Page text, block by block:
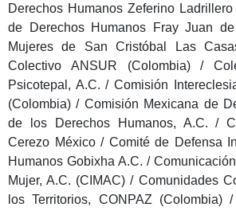
Derechos Humanos Zeferino
de Derechos Humanos Fray Juan
Mujeres de San Cristóbal Las
Colectivo ANSUR (Colombia) /
Psicotepal, A.C. / Comisión
(Colombia) / Comisión Mexicana de
de los Derechos Humanos, A.C. /
Cerezo México / Comité de Defensa
Humanos Gobixha A.C. /
Mujer, A.C. (CIMAC) / Comunidades
los Territorios, CONPAZ (Colombia)